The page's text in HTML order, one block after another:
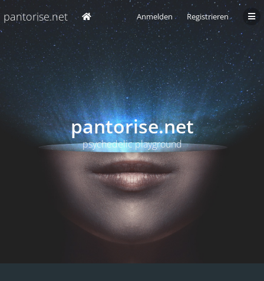
pantorise.net Anmelden Registrieren
pantorise.net
psychedelic playground